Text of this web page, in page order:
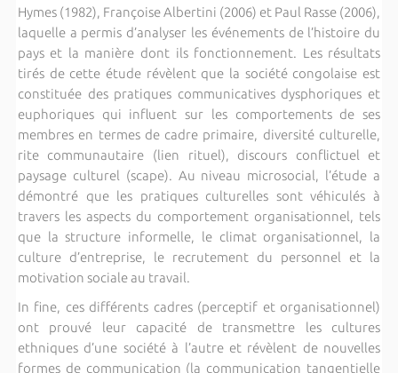
Hymes (1982), Françoise Albertini (2006) et Paul Rasse (2006),
laquelle a permis d’analyser les événements de l’histoire du
pays et la manière dont ils fonctionnement. Les résultats
tirés de cette étude révèlent que la société congolaise est
constituée des pratiques communicatives dysphoriques et
euphoriques qui influent sur les comportements de ses
membres en termes de cadre primaire, diversité culturelle,
rite communautaire (lien rituel), discours conflictuel et
paysage culturel (scape). Au niveau microsocial, l’étude a
démontré que les pratiques culturelles sont véhiculés à
travers les aspects du comportement organisationnel, tels
que la structure informelle, le climat organisationnel, la
culture d’entreprise, le recrutement du personnel et la
motivation sociale au travail.
In fine, ces différents cadres (perceptif et organisationnel)
ont prouvé leur capacité de transmettre les cultures
ethniques d’une société à l’autre et révèlent de nouvelles
formes de communication (la communication tangentielle